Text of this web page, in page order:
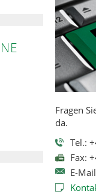
Fragen
da.
Tel.:
Fax:
E-